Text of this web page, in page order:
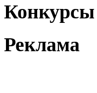
Конкурсы
Реклама